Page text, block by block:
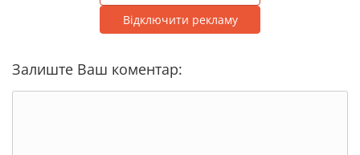
Відключити рекламу
Залиште Ваш коментар: